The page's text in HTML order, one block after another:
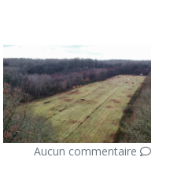
Aucun commentaire